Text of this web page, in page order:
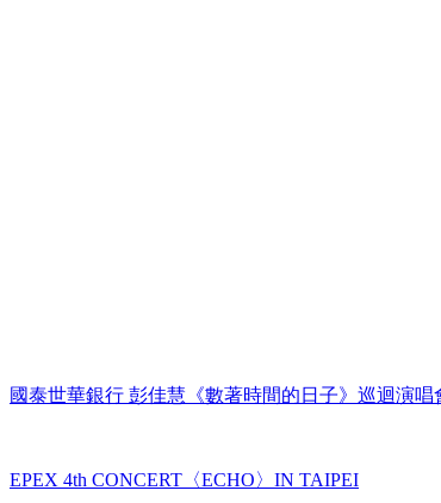
國泰世華銀行 彭佳慧《數著時間的日子》巡迴演唱
EPEX 4th CONCERT〈ECHO〉IN TAIPEI